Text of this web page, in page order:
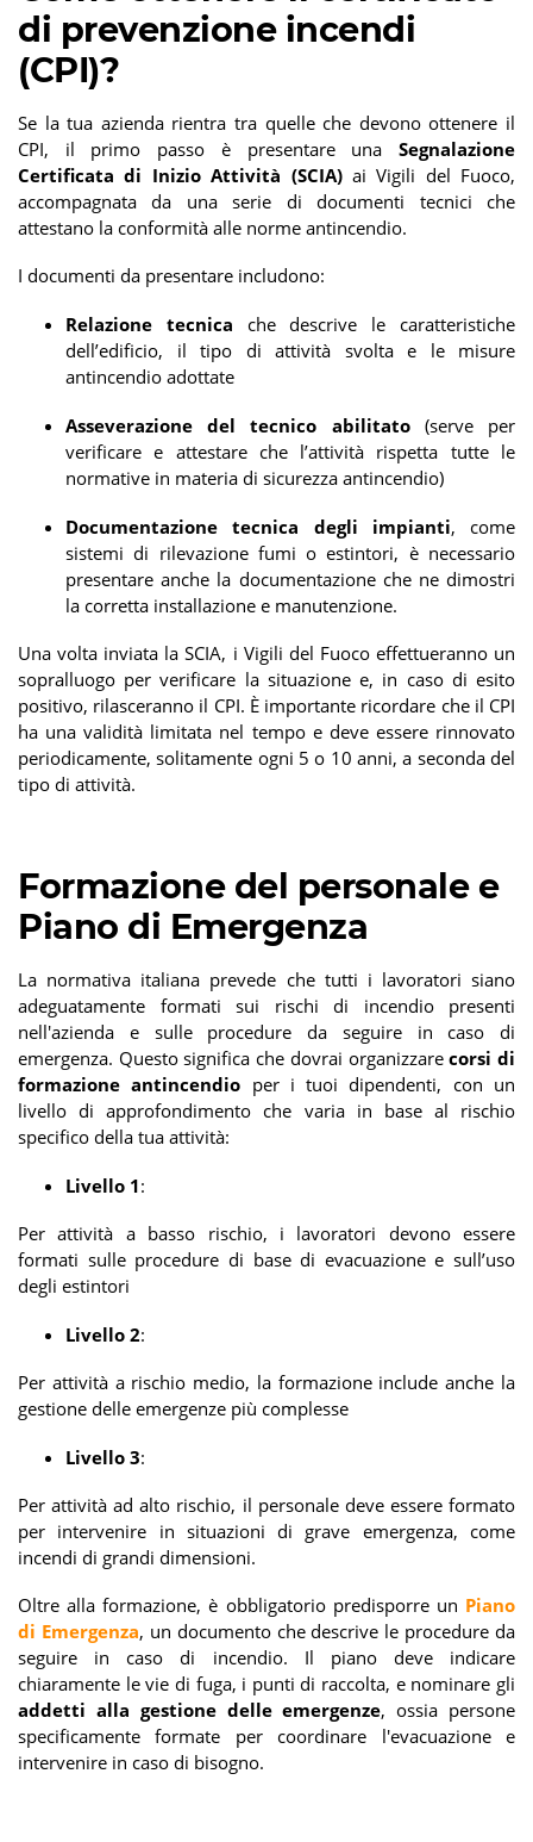
di prevenzione incendi
(CPI)?
Se la tua azienda rientra tra quelle che devono ottenere il
CPI, il primo passo è presentare una Segnalazione
Certificata di Inizio Attività (SCIA)ai Vigili del Fuoco,
accompagnata da una serie di documenti tecnici che
attestano la conformità alle norme antincendio.
I documenti da presentare includono:
Relazione tecnica che descrive le caratteristiche
dell’edificio, il tipo di attività svolta e le misure
antincendio adottate
Asseverazione del tecnico abilitato(serve per
verificare e attestare che l’attività rispetta tutte le
normative in materia di sicurezza antincendio)
Documentazione tecnica degli impianti, come
sistemi di rilevazione fumi o estintori, è necessario
presentare anche la documentazione che ne dimostri
la corretta installazione e manutenzione.
Una volta inviata la SCIA, i Vigili del Fuoco effettueranno un
sopralluogo per verificare la situazione e, in caso di esito
positivo, rilasceranno il CPI. È importante ricordare che il CPI
ha una validità limitata nel tempo e deve essere rinnovato
periodicamente, solitamente ogni 5 o 10 anni, a seconda del
tipo di attività.
Formazione del personale e
Piano di Emergenza
La normativa italiana prevede che tutti i lavoratori siano
adeguatamente formati sui rischi di incendio presenti
nell'azienda e sulle procedure da seguire in caso di
emergenza. Questo significa che dovrai organizzarecorsi di
formazione antincendio per i tuoi dipendenti, con un
livello di approfondimento che varia in base al rischio
specifico della tua attività:
Livello 1:
Per attività a basso rischio, i lavoratori devono essere
formati sulle procedure di base di evacuazione e sull’uso
degli estintori
Livello 2:
Per attività a rischio medio, la formazione include anche la
gestione delle emergenze più complesse
Livello 3:
Per attività ad alto rischio, il personale deve essere formato
per intervenire in situazioni di grave emergenza, come
incendi di grandi dimensioni.
Oltre alla formazione, è obbligatorio predisporre un Piano
di Emergenza, un documento che descrive le procedure da
seguire in caso di incendio. Il piano deve indicare
chiaramente le vie di fuga, i punti di raccolta, e nominare gli
addetti alla gestione delle emergenze, ossia persone
specificamente formate per coordinare l'evacuazione e
intervenire in caso di bisogno.